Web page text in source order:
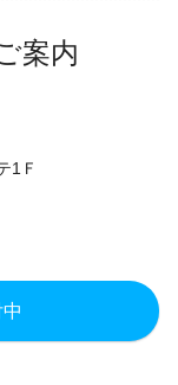
1Ｆ